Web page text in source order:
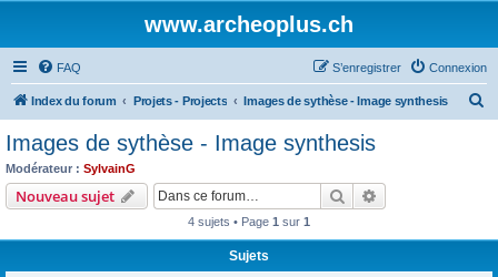
www.archeoplus.ch
FAQ Connexion
S’enregistrer
Index du forum Projets - Projects Images de sythèse - Image synthesis
Images de sythèse - Image synthesis
Modérateur : SylvainG
Nouveau sujet Rechercher
4 sujets • Page 1 sur 1
Sujets